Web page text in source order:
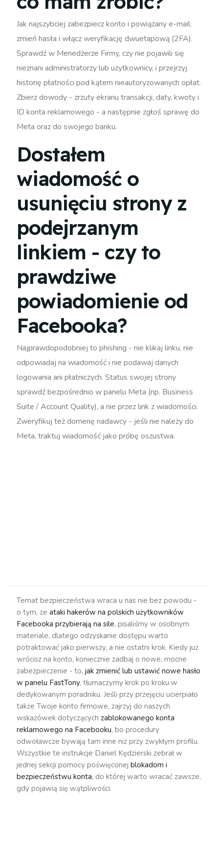
Jak najszybciej zabezpiecz konto i powiązany e-mail:
zmień hasła i włącz weryfikację dwuetapową (2FA).
Sprawdź w Menedżerze Firmy, czy nie pojawili się
nieznani administratorzy lub użytkownicy, i przejrzyj
historię płatności pod kątem nieautoryzowanych opłat.
Zbierz dowody - zrzuty ekranu transakcji, daty, kwoty i
ID konta reklamowego - a następnie zgłoś sprawę do
Meta oraz do swojego banku.
Dostałem
wiadomość o
usunięciu strony z
podejrzanym
linkiem - czy to
prawdziwe
powiadomienie od
Facebooka?
Najprawdopodobniej to phishing - nie klikaj linku, nie
odpowiadaj na wiadomość i nie podawaj danych
logowania ani płatniczych. Status swojej strony
sprawdź bezpośrednio w panelu Meta (np. Business
Suite / Account Quality), a nie przez link z wiadomości.
Zweryfikuj też domenę nadawcy - jeśli nie należy do
Meta, traktuj wiadomość jako próbę oszustwa.
Temat bezpieczeństwa wraca u nas nie bez powodu -
o tym, że ataki hakerów na polskich użytkowników
Facebooka przybierają na sile, pisaliśmy w osobnym
materiale, dlatego odzyskanie dostępu warto
potraktować jako pierwszy, a nie ostatni krok. Kiedy już
wrócisz na konto, koniecznie zadbaj o nowe, mocne
zabezpieczenie - to, jak zmienić lub ustawić nowe hasło
w panelu FastTony, tłumaczymy krok po kroku w
dedykowanym poradniku. Jeśli przy przejęciu ucierpiało
także Twoje konto firmowe, zajrzyj do naszych
wskazówek dotyczących zablokowanego konta
reklamowego na Facebooku, bo procedury
odwoławcze bywają tam inne niż przy zwykłym profilu.
Wszystkie te instrukcje Daniel Kędzierski zebrał w
jednej sekcji pomocy poświęconej blokadom i
bezpieczeństwu konta, do której warto wracać zawsze,
gdy pojawią się wątpliwości.